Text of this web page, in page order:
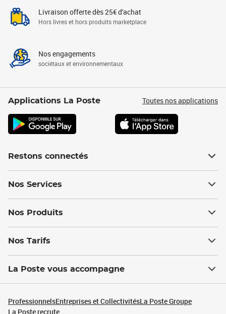
Livraison offerte dès 25€ d'achat
Hors livres et hors produits marketplace
Nos engagements
sociétaux et environnementaux
Applications La Poste Toutes nos applications
Restons connectés
Nos Services
Nos Produits
Nos Tarifs
La Poste vous accompagne
ProfessionnelsEntreprises et CollectivitésLa Poste Groupe
La Poste recrute